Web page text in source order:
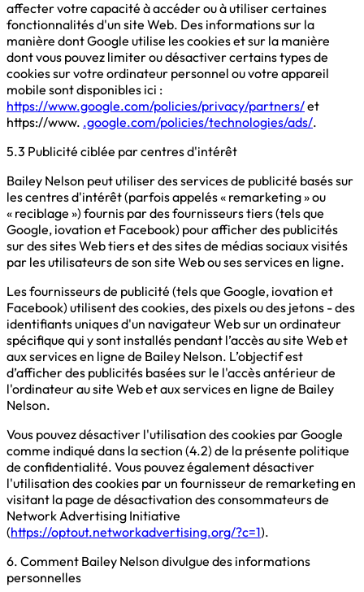
affecter votre capacité à accéder ou à utiliser certaines
fonctionnalités d'un site Web. Des informations sur la
manière dont Google utilise les cookies et sur la manière
dont vous pouvez limiter ou désactiver certains types de
cookies sur votre ordinateur personnel ou votre appareil
mobile sont disponibles ici :
https://www.google.com/policies/privacy/partners/et
https://www. .google.com/policies/technologies/ads/.
5.3 Publicité ciblée par centres d'intérêt
Bailey Nelson peut utiliser des services de publicité basés sur
les centres d'intérêt (parfois appelés « remarketing » ou
« reciblage ») fournis par des fournisseurs tiers (tels que
Google, iovation et Facebook) pour afficher des publicités
sur des sites Web tiers et des sites de médias sociaux visités
par les utilisateurs de son site Web ou ses services en ligne.
Les fournisseurs de publicité (tels que Google, iovation et
Facebook) utilisent des cookies, des pixels ou des jetons - des
identifiants uniques d'un navigateur Web sur un ordinateur
spécifique qui y sont installés pendant l’accès au site Web et
aux services en ligne de Bailey Nelson. L’objectif est
d’afficher des publicités basées sur le l'accès antérieur de
l'ordinateur au site Web et aux services en ligne de Bailey
Nelson.
Vous pouvez désactiver l'utilisation des cookies par Google
comme indiqué dans la section (4.2) de la présente politique
de confidentialité. Vous pouvez également désactiver
l'utilisation des cookies par un fournisseur de remarketing en
visitant la page de désactivation des consommateurs de
Network Advertising Initiative
(https://optout.networkadvertising.org/?c=1).
6. Comment Bailey Nelson divulgue des informations
personnelles